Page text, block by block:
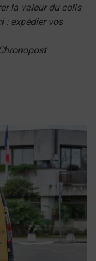
la valeur du colis
: expédier vos